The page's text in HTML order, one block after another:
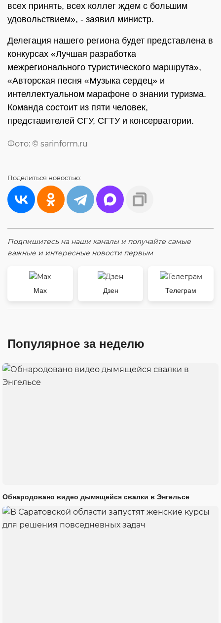
всех принять, всех коллег ждем с большим
удовольствием», - заявил министр.
Делегация нашего региона будет представлена в
конкурсах «Лучшая разработка
межрегионального туристического маршрута»,
«Авторская песня «Музыка сердец» и
интеллектуальном марафоне о знании туризма.
Команда состоит из пяти человек,
представителей СГУ, СГТУ и консерватории.
Фото: © sarinform.ru
Поделиться новостью:
Подпишитесь на наши каналы и получайте самые
важные и интересные новости первым
Max Дзен Телеграм
Популярное за неделю
Обнародовано видео дымящейся свалки в Энгельсе